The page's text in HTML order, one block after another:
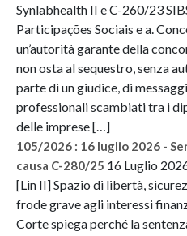
Synlabhealth II e C-260/23
Participações Sociais e a.
un’autorità garante della
non osta al sequestro, senza
parte di un giudice, di
professionali scambiati tra i
delle imprese […]
105/2026 : 16 luglio 2026 -
causa C-280/25 16 Luglio
[Lin II] Spazio di libertà,
frode grave agli interessi
Corte spiega perché la